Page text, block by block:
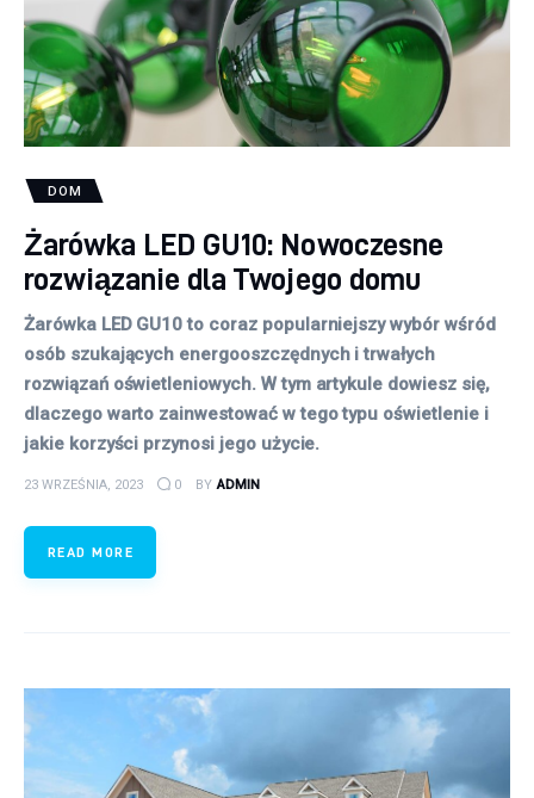
DOM
Żarówka LED GU10: Nowoczesne
rozwiązanie dla Twojego domu
Żarówka LED GU10 to coraz popularniejszy wybór wśród
osób szukających energooszczędnych i trwałych
rozwiązań oświetleniowych. W tym artykule dowiesz się,
dlaczego warto zainwestować w tego typu oświetlenie i
jakie korzyści przynosi jego użycie.
23 WRZEŚNIA, 2023 0 BY ADMIN
READ MORE